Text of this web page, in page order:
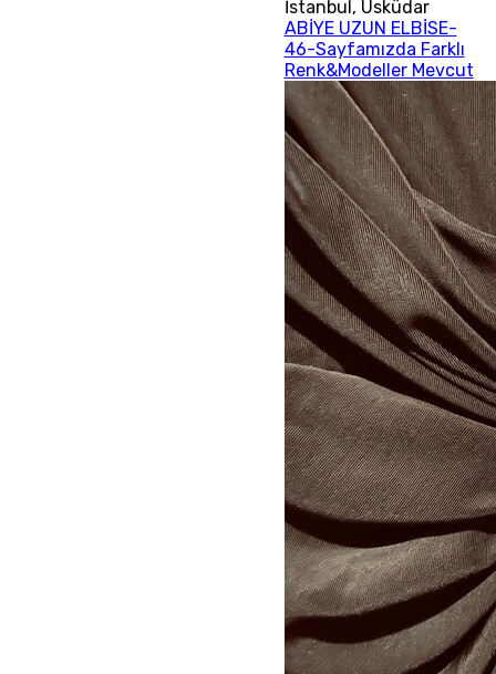
İstanbul, Üsküdar
ABİYE UZUN ELBİSE-
46-Sayfamızda Farklı
Renk&Modeller Mevcut